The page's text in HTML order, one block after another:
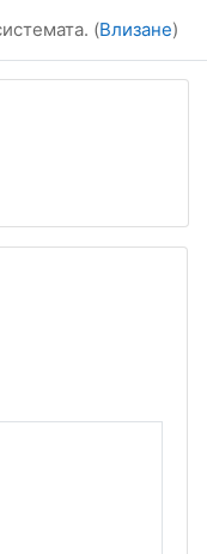
(Влизане)